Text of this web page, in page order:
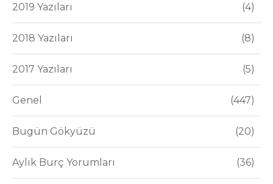
2019 Yazıları 4
2018 Yazıları 8
2017 Yazıları 5
Genel 447
Bugün Gökyüzü 20
Aylık Burç Yorumları 36